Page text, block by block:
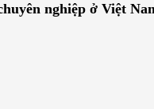
nghiệp ở Việt